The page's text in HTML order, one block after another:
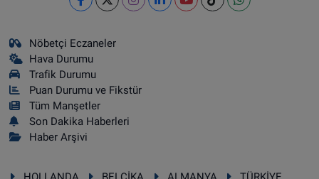
Nöbetçi Eczaneler
Hava Durumu
Trafik Durumu
Puan Durumu ve Fikstür
Tüm Manşetler
Son Dakika Haberleri
Haber Arşivi